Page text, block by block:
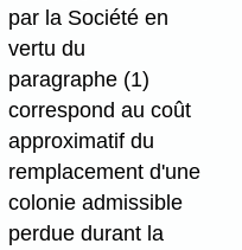
par la Société en
vertu du
paragraphe (1)
correspond au coût
approximatif du
remplacement d'une
colonie admissible
perdue durant la